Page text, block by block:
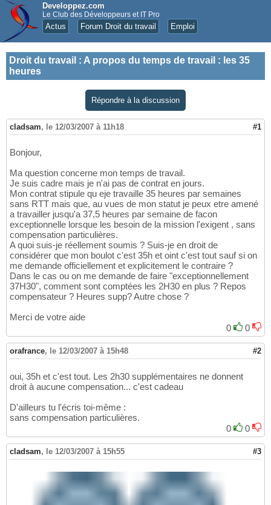
Developpez.com
Le Club des Développeurs et IT Pro
Actus Forum Droit du travail Emploi
Droit du travail : A propos du temps de travail : les 35
heures
Répondre à la discussion
cladsam, le 12/03/2007 à 11h18 #1
Bonjour,
Ma question concerne mon temps de travail.
Je suis cadre mais je n'ai pas de contrat en jours.
Mon contrat stipule qu eje travaille 35 heures par semaines
sans RTT mais que, au vues de mon statut je peux etre amené
a travailler jusqu'a 37,5 heures par semaine de facon
exceptionnelle lorsque les besoin de la mission l'exigent , sans
compensation particulières.
A quoi suis-je réellement soumis ? Suis-je en droit de
considérer que mon boulot c'est 35h et oint c'est tout sauf si on
me demande officiellement et explicitement le contraire ?
Dans le cas ou on me demande de faire "exceptionnellement
37H30", comment sont comptées les 2H30 en plus ? Repos
compensateur ? Heures supp? Autre chose ?
Merci de votre aide
0
0
orafrance, le 12/03/2007 à 15h48 #2
oui, 35h et c'est tout. Les 2h30 supplémentaires ne donnent
droit à aucune compensation... c'est cadeau
D'ailleurs tu l'écris toi-même :
sans compensation particulières.
0
0
cladsam, le 12/03/2007 à 15h55 #3